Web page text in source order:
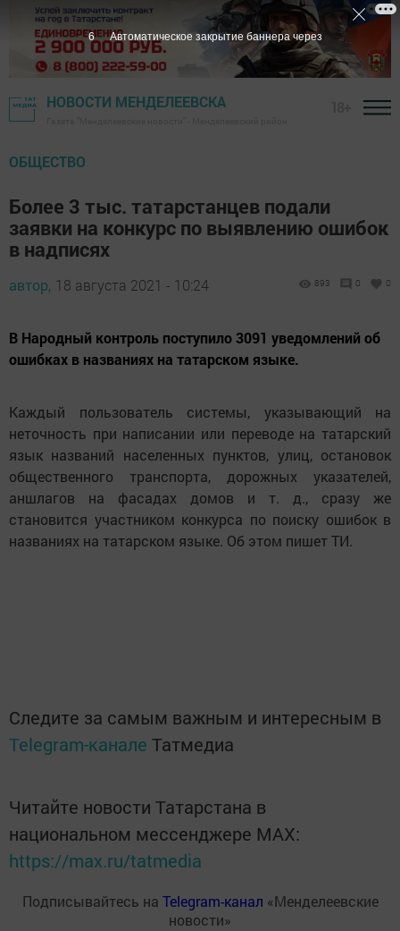
НОВОСТИ МЕНДЕЛЕЕВСКА
ОБЩЕСТВО
Более 3 тыс. татарстанцев подали
заявки на конкурс по выявлению ошибок
в надписях
автор, 18 августа 2021 - 10:24 893 0 0
В Народный контроль поступило 3091 уведомлений об
ошибках в названиях на татарском языке.
Каждый пользователь системы, указывающий на
неточность при написании или переводе на татарский
язык названий населенных пунктов, улиц, остановок
общественного транспорта, дорожных указателей,
аншлагов на фасадах домов и т. д., сразу же
становится участником конкурса по поиску ошибок в
названиях на татарском языке. Об этом пишет ТИ.
Следите за самым важным и интересным в
Telegram-канале Татмедиа
Читайте новости Татарстана в
национальном мессенджере MАХ:
https://max.ru/tatmedia
Подписывайтесь на Telegram-канал «Менделеевские
новости»
6 Автоматическое закрытие баннера через